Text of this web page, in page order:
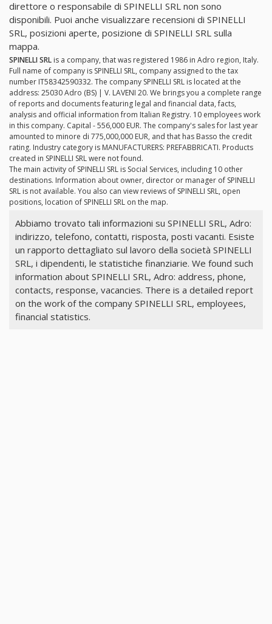
direttore o responsabile di SPINELLI SRL non sono
disponibili. Puoi anche visualizzare recensioni di SPINELLI
SRL, posizioni aperte, posizione di SPINELLI SRL sulla
mappa.
SPINELLI SRL is a company, that was registered 1986 in Adro region, Italy.
Full name of company is SPINELLI SRL, company assigned to the tax
number IT58342590332. The company SPINELLI SRL is located at the
address: 25030 Adro (BS) | V. LAVENI 20. We brings you a complete range
of reports and documents featuring legal and financial data, facts,
analysis and official information from Italian Registry. 10 employees work
in this company. Capital - 556,000 EUR. The company's sales for last year
amounted to minore di 775,000,000 EUR, and that has Basso the credit
rating. Industry category is MANUFACTURERS: PREFABBRICATI. Products
created in SPINELLI SRL were not found.
The main activity of SPINELLI SRL is Social Services, including 10 other
destinations. Information about owner, director or manager of SPINELLI
SRL is not available. You also can view reviews of SPINELLI SRL, open
positions, location of SPINELLI SRL on the map.
Abbiamo trovato tali informazioni su SPINELLI SRL, Adro:
indirizzo, telefono, contatti, risposta, posti vacanti. Esiste
un rapporto dettagliato sul lavoro della società SPINELLI
SRL, i dipendenti, le statistiche finanziarie. We found such
information about SPINELLI SRL, Adro: address, phone,
contacts, response, vacancies. There is a detailed report
on the work of the company SPINELLI SRL, employees,
financial statistics.